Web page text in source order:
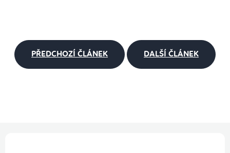
PŘEDCHOZÍ ČLÁNEK DALŠÍ ČLÁNEK